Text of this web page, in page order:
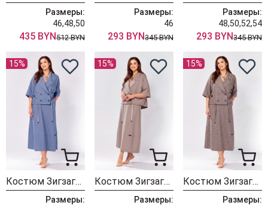
Размеры:
46,48,50
435 BYN512 BYN
Размеры:
46
293 BYN345 BYN
Размеры:
48,50,52,54
293 BYN345 BYN
15%
Костюм ЗигзагСтиль 608-1 джинсовый
Размеры:
15%
Костюм ЗигзагСтиль 608-1 кофейный
Размеры:
15%
Костюм ЗигзагСтиль 608-1 меланжевый
Размеры: